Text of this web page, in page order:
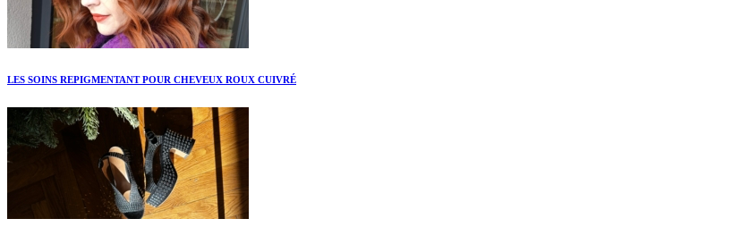
LES SOINS REPIGMENTANT POUR CHEVEUX ROUX CUIVRÉ